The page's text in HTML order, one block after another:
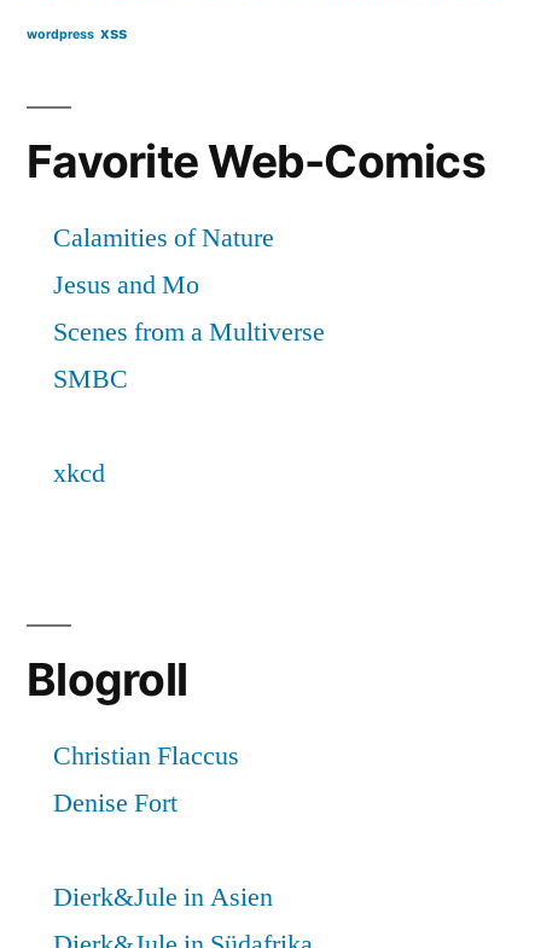
wordpress xss
Favorite Web-Comics
Blogroll